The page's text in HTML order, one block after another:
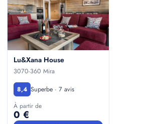
Lu&Xana House
3070-360 Mira
8,4 Superbe · 7 avis
À partir de
0 €